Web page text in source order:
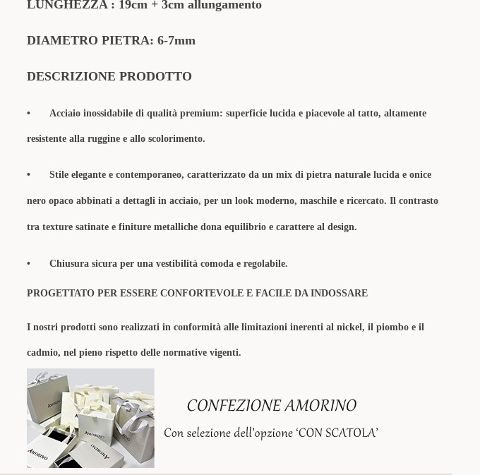
LUNGHEZZA : 19cm + 3cm allungamento
DIAMETRO PIETRA: 6-7mm
DESCRIZIONE PRODOTTO
• Acciaio inossidabile di qualità premium: superficie lucida e piacevole al tatto, altamente
resistente alla ruggine e allo scolorimento.
• Stile elegante e contemporaneo, caratterizzato da un mix di pietra naturale lucida e onice
nero opaco abbinati a dettagli in acciaio, per un look moderno, maschile e ricercato. Il contrasto
tra texture satinate e finiture metalliche dona equilibrio e carattere al design.
• Chiusura sicura per una vestibilità comoda e regolabile.
PROGETTATO PER ESSERE CONFORTEVOLE E FACILE DA INDOSSARE
I nostri prodotti sono realizzati in conformità alle limitazioni inerenti al nickel, il piombo e il
cadmio, nel pieno rispetto delle normative vigenti.